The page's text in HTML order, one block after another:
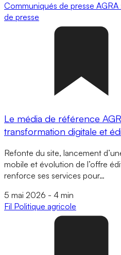
Communiqués de presse
de presse
Le média de référence
transformation digitale et
Refonte du site, lancement
mobile et évolution de l’offre
renforce ses services pour…
5 mai 2026 - 4 min
Fil Politique agricole